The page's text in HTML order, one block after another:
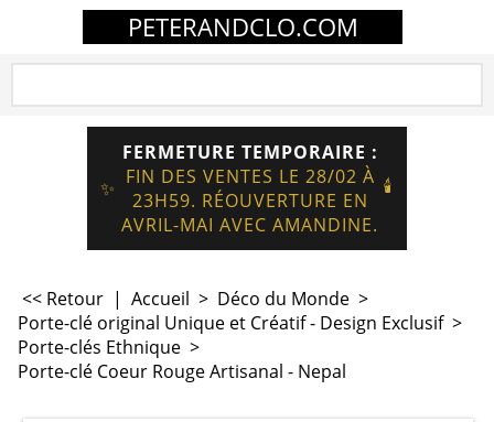
PETERANDCLO.COM
✨
FERMETURE TEMPORAIRE :
FIN DES VENTES LE 28/02 À
23H59. RÉOUVERTURE EN
AVRIL-MAI AVEC AMANDINE.
🕯️
<< Retour | Accueil > Déco du Monde >
Porte-clé original Unique et Créatif - Design Exclusif>
Porte-clés Ethnique >
Porte-clé Coeur Rouge Artisanal - Nepal